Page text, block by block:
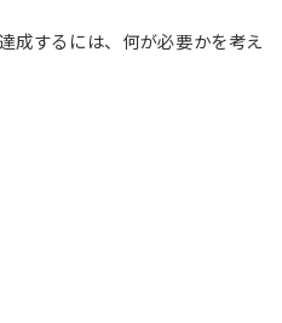
成するには、何が必要かを考え